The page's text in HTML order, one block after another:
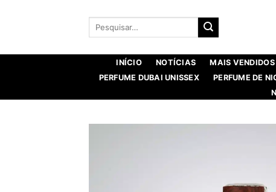
conteúdo
Procurar
INÍCIO NOTÍCIAS MAIS VENDIDOS
PERFUME DUBAI UNISSEX
PERFUME DE